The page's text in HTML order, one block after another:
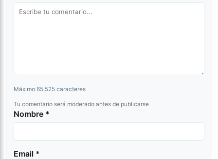
Máximo 65,525 caracteres
Tu comentario será moderado antes de publicarse
Nombre *
Email *